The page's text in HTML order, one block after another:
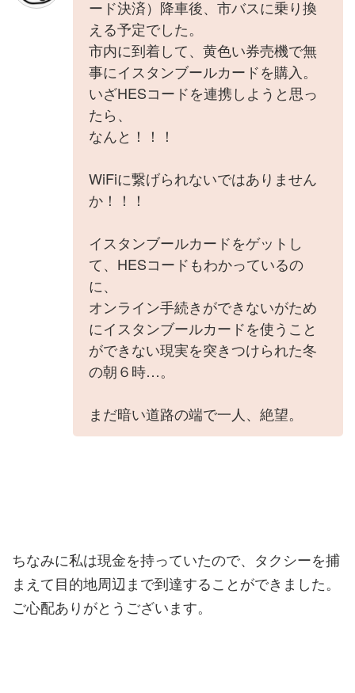
ード決済）降車後、市バスに乗り換
える予定でした。
市内に到着して、黄色い券売機で無
事にイスタンブールカードを購入。
いざHESコードを連携しようと思っ
たら、
なんと！！！
WiFiに繋げられないではありません
か！！！
イスタンブールカードをゲットし
て、HESコードもわかっているの
に、
オンライン手続きができないがため
にイスタンブールカードを使うこと
ができない現実を突きつけられた冬
の朝６時…。
まだ暗い道路の端で一人、絶望。
ちなみに私は現金を持っていたので、タクシーを捕
まえて目的地周辺まで到達することができました。
ご心配ありがとうございます。